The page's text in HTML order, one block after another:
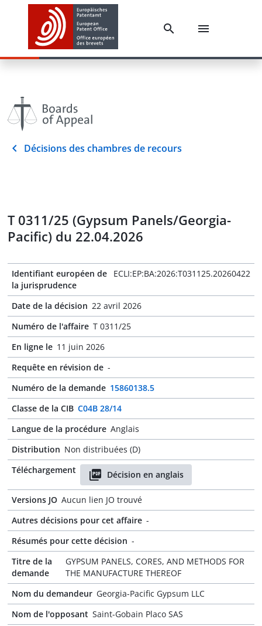
Décisions des chambres de recours
T 0311/25 (Gypsum Panels/Georgia-
Pacific) du 22.04.2026
Identifiant européen de
la jurisprudence
ECLI:EP:BA:2026:T031125.20260422
Date de la décision 22 avril 2026
Numéro de l'affaire T 0311/25
En ligne le 11 juin 2026
Requête en révision de -
Numéro de la demande 15860138.5
Classe de la CIB C04B 28/14
Langue de la procédure Anglais
Distribution Non distribuées (D)
Téléchargement
Décision en anglais
Versions JO Aucun lien JO trouvé
Autres décisions pour cet affaire -
Résumés pour cette décision -
Titre de la
demande
GYPSUM PANELS, CORES, AND METHODS FOR
THE MANUFACTURE THEREOF
Nom du demandeur Georgia-Pacific Gypsum LLC
Nom de l'opposant Saint-Gobain Placo SAS